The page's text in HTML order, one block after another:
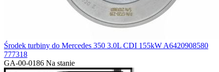
Środek turbiny do Mercedes 350 3.0L CDI 155kW A6420908580
777318
GA-00-0186 Na stanie